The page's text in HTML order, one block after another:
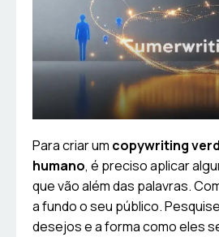
Para criar um copywriting
humano, é preciso aplicar
que vão além das palavras.
a fundo o seu público.
desejos e a forma como eles